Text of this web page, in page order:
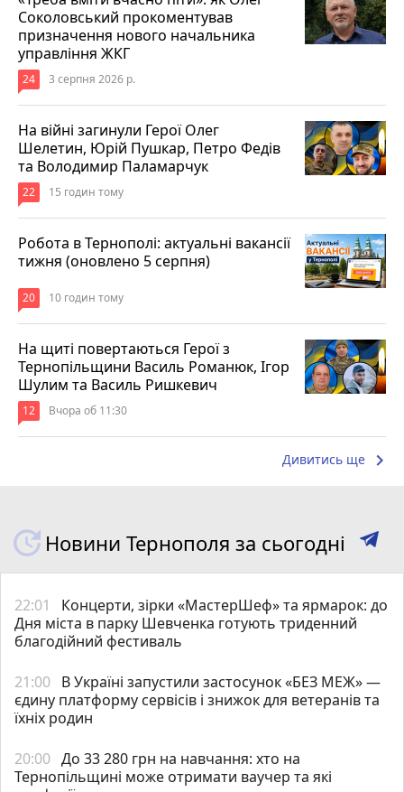
Соколовський прокоментував
призначення нового начальника
управління ЖКГ
24 3 серпня 2026 р.
На війні загинули Герої Олег
Шелетин, Юрій Пушкар, Петро Федів
та Володимир Паламарчук
22 15 годин тому
Робота в Тернополі: актуальні вакансії
тижня (оновлено 5 серпня)
20 10 годин тому
На щиті повертаються Герої з
Тернопільщини Василь Романюк, Ігор
Шулим та Василь Ришкевич
12 Вчора об 11:30
Дивитись ще keyboard_arrow_right
Новини Тернополя за сьогодні
22:01
Концерти, зірки «МастерШеф» та ярмарок: до
Дня міста в парку Шевченка готують триденний
благодійний фестиваль
21:00 В Україні запустили застосунок «БЕЗ МЕЖ» —
єдину платформу сервісів і знижок для ветеранів та
їхніх родин
20:00 До 33 280 грн на навчання: хто на
Тернопільщині може отримати ваучер та які